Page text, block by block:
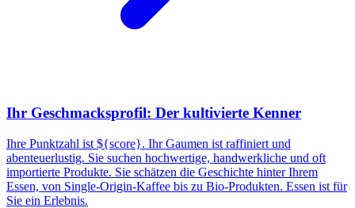
Ihr Geschmacksprofil: Der kultivierte Kenner
Ihre Punktzahl ist ${score}. Ihr Gaumen ist raffiniert und
abenteuerlustig. Sie suchen hochwertige, handwerkliche und oft
importierte Produkte. Sie schätzen die Geschichte hinter Ihrem
Essen, von Single-Origin-Kaffee bis zu Bio-Produkten. Essen ist für
Sie ein Erlebnis.